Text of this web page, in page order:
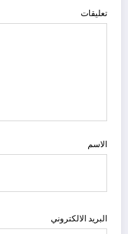
تعليقات
الاسم
البريد الالكتروني